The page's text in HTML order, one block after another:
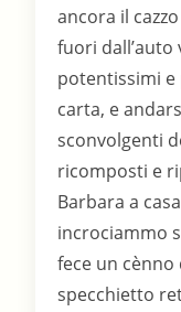
ancora il
fuori
potentissimi e
carta, e
sconvolgenti
ricomposti e
Barbara a
incrociammo
fece un
specchietto